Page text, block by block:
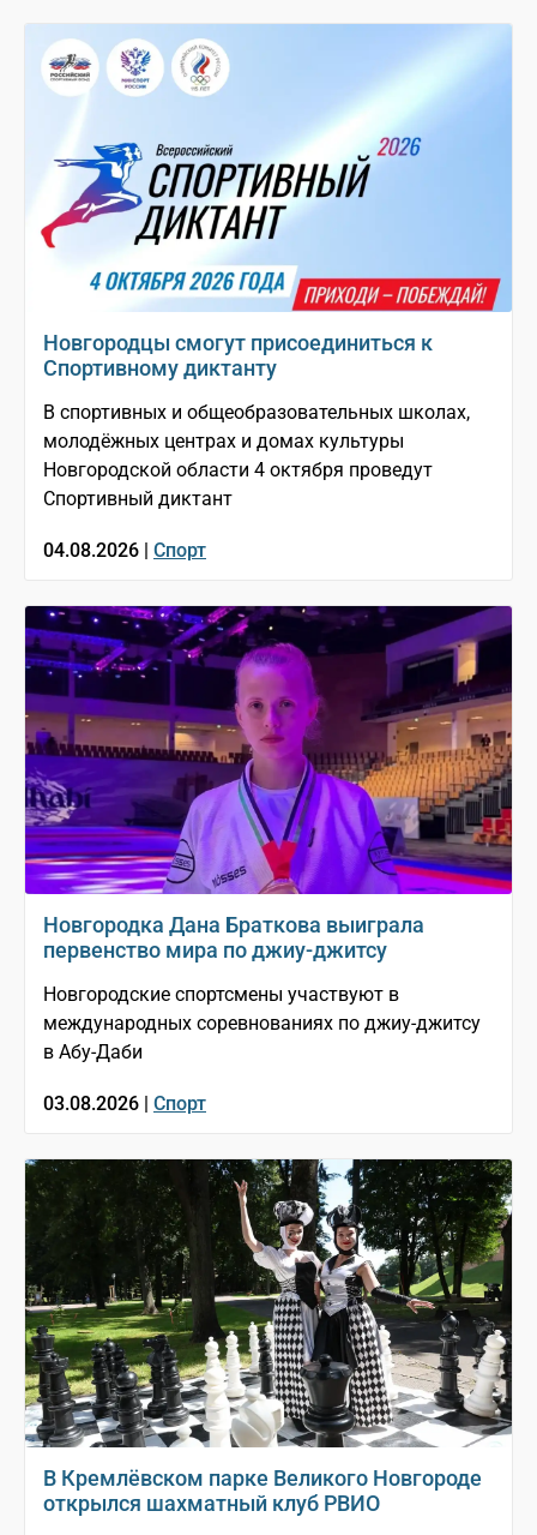
Новгородцы смогут присоединиться к
Спортивному диктанту
В спортивных и общеобразовательных школах,
молодёжных центрах и домах культуры
Новгородской области 4 октября проведут
Спортивный диктант
04.08.2026 | Спорт
Новгородка Дана Браткова выиграла
первенство мира по джиу-джитсу
Новгородские спортсмены участвуют в
международных соревнованиях по джиу-джитсу
в Абу-Даби
03.08.2026 | Спорт
В Кремлёвском парке Великого Новгороде
открылся шахматный клуб РВИО